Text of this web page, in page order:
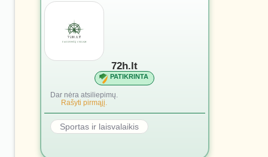
72h.lt
PATIKRINTA
Dar nėra atsiliepimų.
Rašyti pirmąjį.
Sportas ir laisvalaikis